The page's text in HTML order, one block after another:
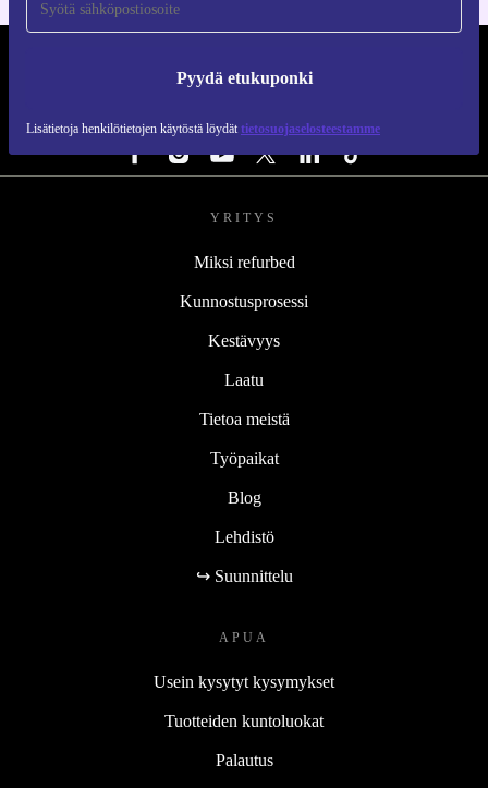
Pyydä etukuponki
Lisätietoja henkilötietojen käytöstä löydät tietosuojaselosteestamme
YRITYS
Miksi refurbed
Kunnostusprosessi
Kestävyys
Laatu
Tietoa meistä
Työpaikat
Blog
Lehdistö
↪ Suunnittelu
APUA
Usein kysytyt kysymykset
Tuotteiden kuntoluokat
Palautus